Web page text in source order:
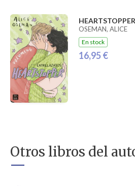
OSEMAN, ALICE
En stock
16,95 €
Otros libros del